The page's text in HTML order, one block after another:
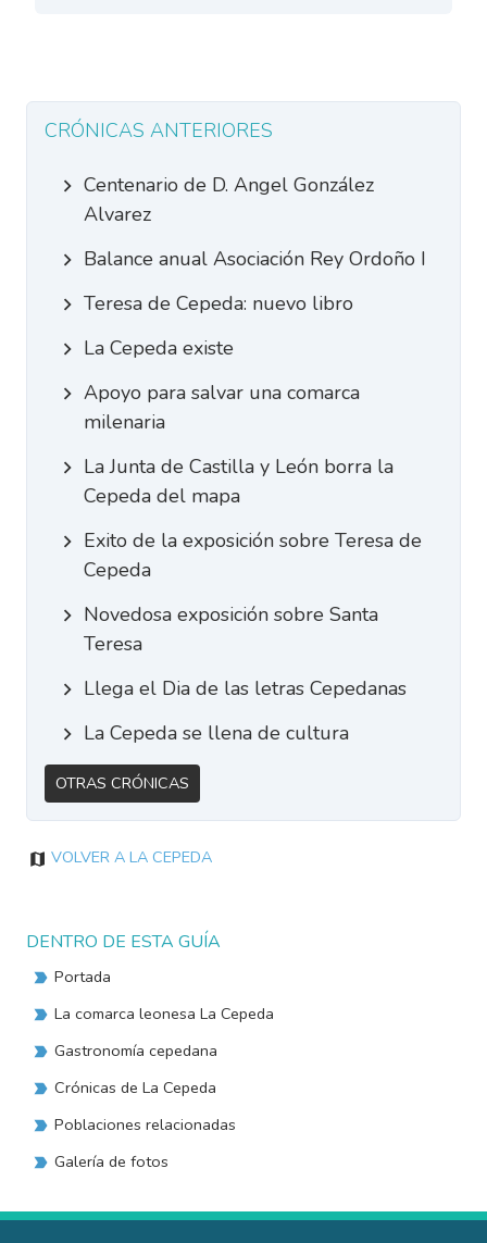
CRÓNICAS ANTERIORES
Centenario de D. Angel González
Alvarez
Balance anual Asociación Rey Ordoño I
Teresa de Cepeda: nuevo libro
La Cepeda existe
Apoyo para salvar una comarca
milenaria
La Junta de Castilla y León borra la
Cepeda del mapa
Exito de la exposición sobre Teresa de
Cepeda
Novedosa exposición sobre Santa
Teresa
Llega el Dia de las letras Cepedanas
La Cepeda se llena de cultura
Otras Crónicas
Volver a La Cepeda
DENTRO DE ESTA GUÍA
Portada
La comarca leonesa La Cepeda
Gastronomía cepedana
Crónicas de La Cepeda
Poblaciones relacionadas
Galería de fotos